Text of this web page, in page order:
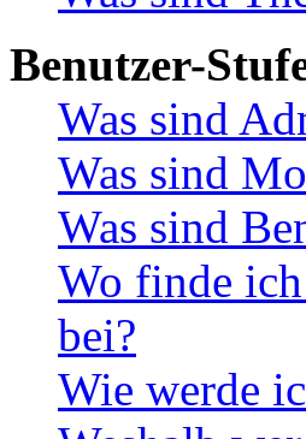
Benutzer-
Was sind
Was sind
Was sind
Wo finde
bei?
Wie werde